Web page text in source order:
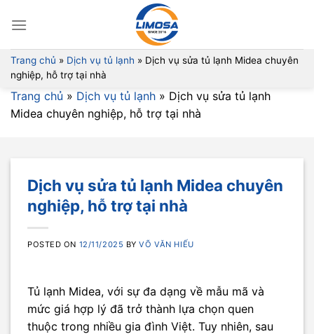
Trang chủ » Dịch vụ tủ lạnh » Dịch vụ sửa tủ lạnh Midea chuyên
nghiệp, hỗ trợ tại nhà
Trang chủ » Dịch vụ tủ lạnh » Dịch vụ sửa tủ lạnh
Midea chuyên nghiệp, hỗ trợ tại nhà
Dịch vụ sửa tủ lạnh Midea chuyên
nghiệp, hỗ trợ tại nhà
POSTED ON 12/11/2025 BYVÕ VĂN HIẾU
Tủ lạnh Midea, với sự đa dạng về mẫu mã và
mức giá hợp lý đã trở thành lựa chọn quen
thuộc trong nhiều gia đình Việt. Tuy nhiên, sau